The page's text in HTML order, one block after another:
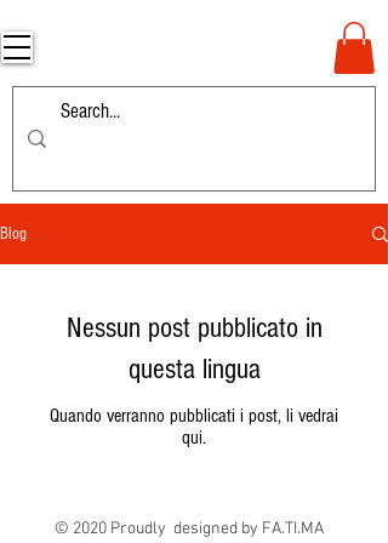
Blog
Nessun post pubblicato in
questa lingua
Quando verranno pubblicati i post, li vedrai
qui.
© 2020 Proudly designed by FA.TI.MA